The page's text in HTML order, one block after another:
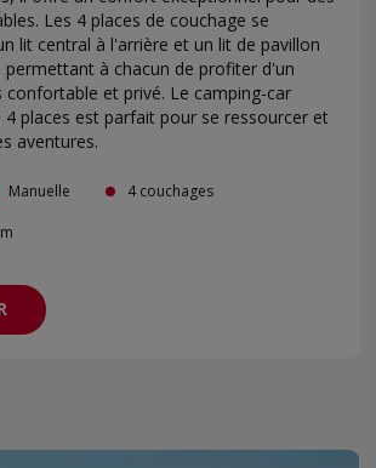
Les 4 places de couchage se
lit central à l'arrière et un lit de pavillon
permettant à chacun de profiter d'un
confortable et privé. Le camping-car
4 places est parfait pour se ressourcer et
aventures.
Manuelle
4 couchages